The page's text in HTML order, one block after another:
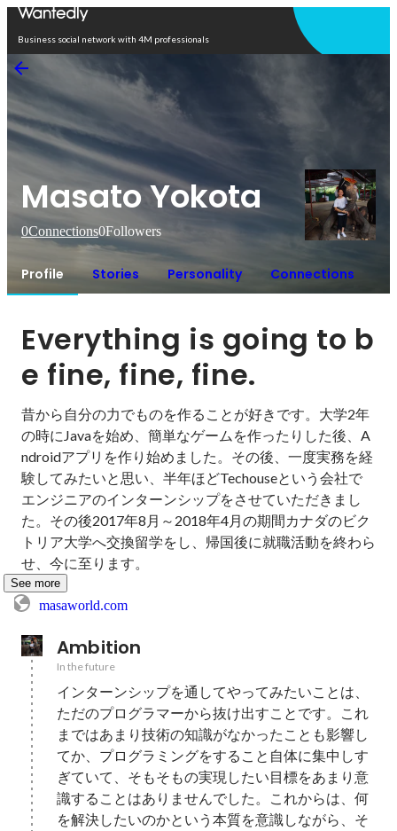
Business social network with 4M professionals
Masato Yokota
0Connections0Followers
Profile Stories Personality Connections
Everything is going to b
e fine, fine, fine.
昔から自分の力でものを作ることが好きです。大学2年
の時にJavaを始め、簡単なゲームを作ったりした後、A
ndroidアプリを作り始めました。その後、一度実務を経
験してみたいと思い、半年ほどTechouseという会社で
エンジニアのインターンシップをさせていただきまし
た。その後2017年8月～2018年4月の期間カナダのビク
トリア大学へ交換留学をし、帰国後に就職活動を終わら
せ、今に至ります。
See more
masaworld.com
Ambition
In the future
インターンシップを通してやってみたいことは、
ただのプログラマーから抜け出すことです。これ
まではあまり技術の知識がなかったことも影響し
てか、プログラミングをすること自体に集中しす
ぎていて、そもそもの実現したい目標をあまり意
識することはありませんでした。これからは、何
を解決したいのかという本質を意識しながら、そ